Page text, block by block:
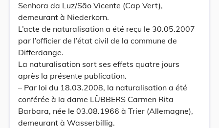
Senhora da Luz/São Vicente (Cap Vert),
demeurant à Niederkorn.
L’acte de naturalisation a été reçu le 30.05.2007
par l’officier de l’état civil de la commune de
Differdange.
La naturalisation sort ses effets quatre jours
après la présente publication.
– Par loi du 18.03.2008, la naturalisation a été
conférée à la dame LÜBBERS Carmen Rita
Barbara, née le 03.08.1966 à Trier (Allemagne),
demeurant à Wasserbillig.